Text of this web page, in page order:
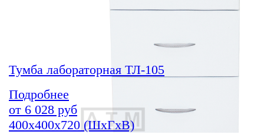
Тумба лабораторная ТЛ-105
Подробнее
от 6 028 руб
400х400х720 (ШхГхВ)